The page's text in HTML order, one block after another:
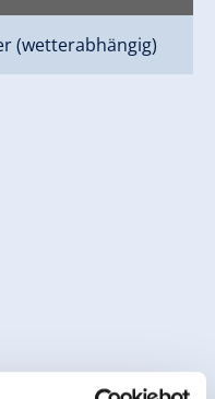
(wetterabhängig)